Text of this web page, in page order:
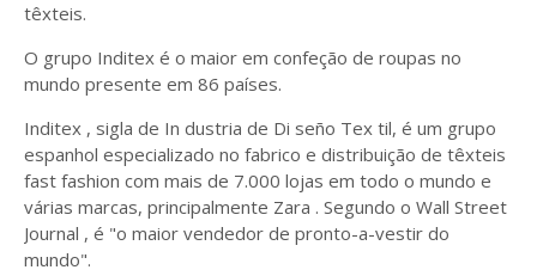
têxteis.
O grupo Inditex é o maior em confeção de roupas no
mundo presente em 86 países.
Inditex , sigla de In dustria de Di seño Tex til, é um grupo
espanhol especializado no fabrico e distribuição de têxteis
fast fashion com mais de 7.000 lojas em todo o mundo e
várias marcas, principalmente Zara . Segundo o Wall Street
Journal , é "o maior vendedor de pronto-a-vestir do
mundo".